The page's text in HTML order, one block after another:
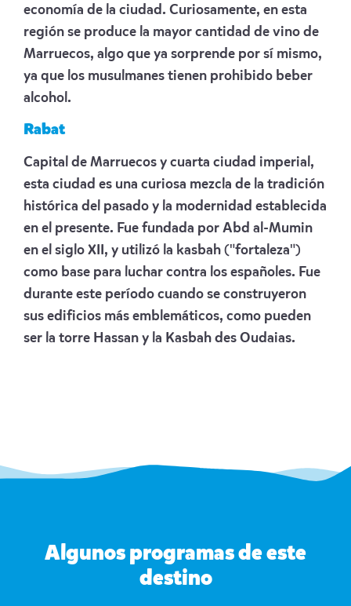
economía de la ciudad. Curiosamente, en esta
región se produce la mayor cantidad de vino de
Marruecos, algo que ya sorprende por sí mismo,
ya que los musulmanes tienen prohibido beber
alcohol.
Rabat
Capital de Marruecos y cuarta ciudad imperial,
esta ciudad es una curiosa mezcla de la tradición
histórica del pasado y la modernidad establecida
en el presente. Fue fundada por Abd al-Mumin
en el siglo XII, y utilizó la kasbah ("fortaleza")
como base para luchar contra los españoles. Fue
durante este período cuando se construyeron
sus edificios más emblemáticos, como pueden
ser la torre Hassan y la Kasbah des Oudaias.
Algunos programas de este
destino